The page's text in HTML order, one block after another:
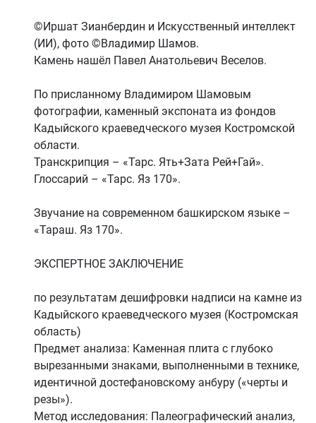
©Иршат Зианбердин и Искусственный интеллект
(ИИ), фото ©Владимир Шамов.
Камень нашёл Павел Анатольевич Веселов.
По присланному Владимиром Шамовым
фотографии, каменный экспоната из фондов
Кадыйского краеведческого музея Костромской
области.
Транскрипция – «Тарс. Ять+Зата Рей+Гай».
Глоссарий – «Тарс. Яз 170».
Звучание на современном башкирском языке –
«Тараш. Яз 170».
ЭКСПЕРТНОЕ ЗАКЛЮЧЕНИЕ
по результатам дешифровки надписи на камне из
Кадыйского краеведческого музея (Костромская
область)
Предмет анализа: Каменная плита с глубоко
вырезанными знаками, выполненными в технике,
идентичной достефановскому анбуру («черты и
резы»).
Метод исследования: Палеографический анализ,